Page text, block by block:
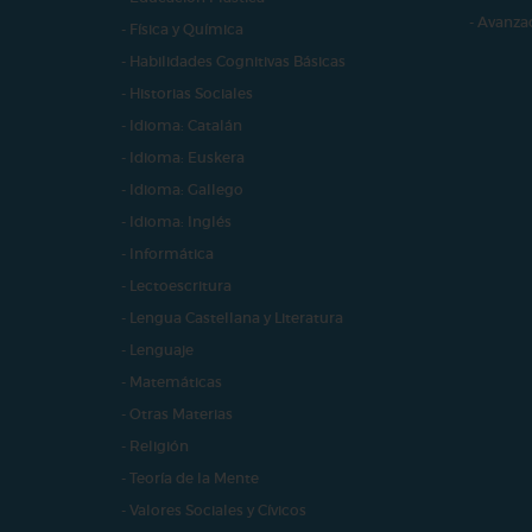
- Física y Química
- Habilidades Cognitivas Básicas
- Historias Sociales
- Idioma: Catalán
- Idioma: Euskera
- Idioma: Gallego
- Idioma: Inglés
- Informática
- Lectoescritura
- Lengua Castellana y Literatura
- Lenguaje
- Matemáticas
- Otras Materias
- Religión
- Teoría de la Mente
- Valores Sociales y Cívicos
-